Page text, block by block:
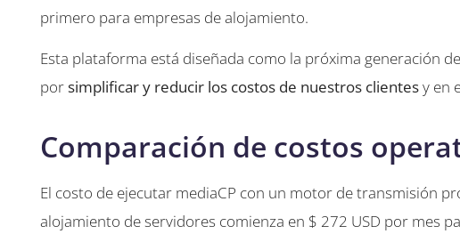
primero para empresas de alojamiento.
Esta plataforma está diseñada como la próxima generación
porsimplificar y reducir los costos de nuestros clientesy en
Comparación de costos
El costo de ejecutar mediaCP con un motor de transmisión
alojamiento de servidores comienza en $ 272 USD por mes